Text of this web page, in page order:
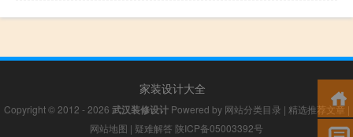
家装设计大全
Copyright © 2012 - 2026 武汉装修设计Powered by 网站分类目录 | 精选推荐文章|
网站地图 | 疑难解答 陕ICP备05003392号